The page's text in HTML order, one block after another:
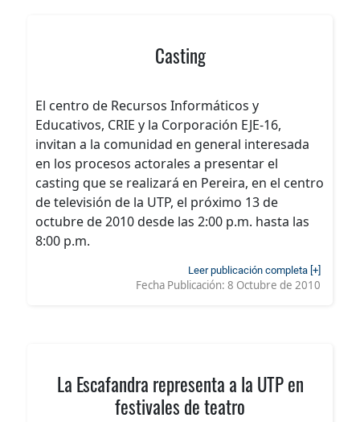
Casting
El centro de Recursos Informáticos y
Educativos, CRIE y la Corporación EJE-16,
invitan a la comunidad en general interesada
en los procesos actorales a presentar el
casting que se realizará en Pereira, en el centro
de televisión de la UTP, el próximo 13 de
octubre de 2010 desde las 2:00 p.m. hasta las
8:00 p.m.
Leer publicación completa [+]
Fecha Publicación: 8 Octubre de 2010
La Escafandra representa a la UTP en
festivales de teatro